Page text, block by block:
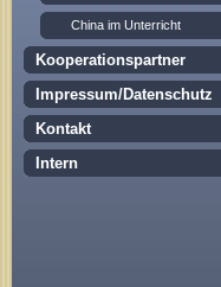
China im Unterricht
Kooperationspartner
Impressum/Datenschutz
Kontakt
Intern